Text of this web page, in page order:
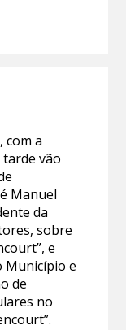
com a
vão
Manuel
da
sobre
e
Município e
de
no